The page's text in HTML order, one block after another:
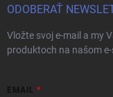
ODOBERAŤ
Vložte svoj e-mail a my
produktoch na našom e-
EMAIL